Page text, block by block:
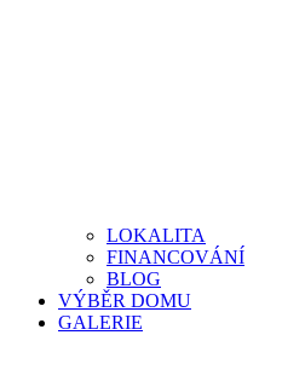
LOKALITA
FINANCOVÁNÍ
BLOG
VÝBĚR DOMU
GALERIE